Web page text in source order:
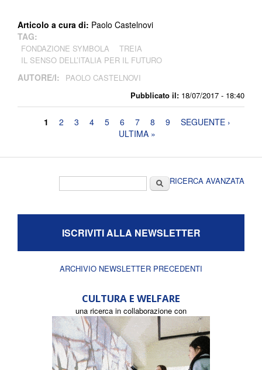
Pubblicato il: 18/07/2017 - 18:40
Articolo a cura di: Paolo Castelnovi
TAG:
FONDAZIONE SYMBOLA
TREIA
IL SENSO DELL’ITALIA PER IL FUTURO
AUTORE/I: PAOLO CASTELNOVI
Pagine
1 2 3 4 5 6 7 8 9
SEGUENTE ›
ULTIMA »
CercaRICERCA AVANZATA
ISCRIVITI ALLA NEWSLETTER
ARCHIVIO NEWSLETTER PRECEDENTI
CULTURA E WELFARE
una ricerca in collaborazione con